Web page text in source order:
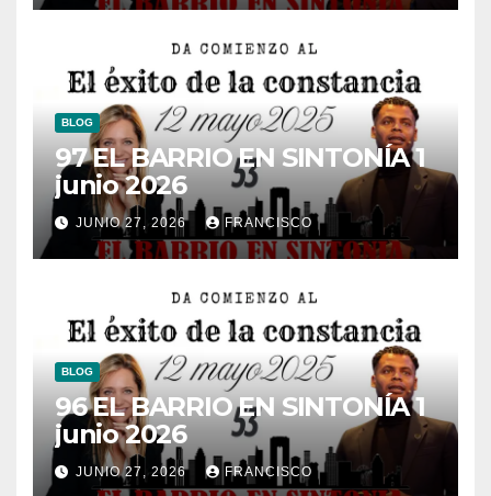
BLOG
97 EL BARRIO EN SINTONÍA 1
junio 2026
JUNIO 27, 2026 FRANCISCO
BLOG
96 EL BARRIO EN SINTONÍA 1
junio 2026
JUNIO 27, 2026 FRANCISCO